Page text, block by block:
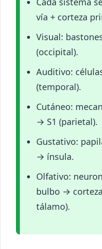
vía + corteza
Visual:
(occipital).
Auditivo:
(temporal).
Cutáneo:
→ S1 (parietal).
Gustativo:
→ ínsula.
Olfativo:
bulbo →
tálamo).